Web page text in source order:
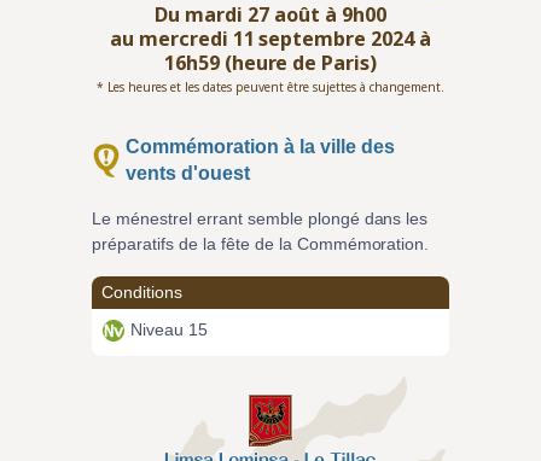
Du mardi 27 août à 9h00
au mercredi 11 septembre 2024 à
16h59 (heure de Paris)
* Les heures et les dates peuvent être sujettes à changement.
Commémoration à la ville des
vents d'ouest
Le ménestrel errant semble plongé dans les
préparatifs de la fête de la Commémoration.
Conditions
Niveau 15